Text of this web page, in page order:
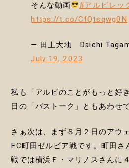
そんな動画
#アルビレッ
https://t.co/CfQtsqwg0N
— 田上大地 Daichi
July 19, 2023
私も「アルビのことがもっと好
日の「バストーク」ともあわせ
さぁ次は、まず８月２日のアウ
FC町田ゼルビア戦です。町田さ
戦では横浜Ｆ・マリノスさんに